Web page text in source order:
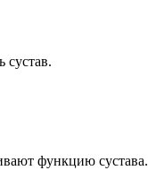
сустав.
функцию сустава.